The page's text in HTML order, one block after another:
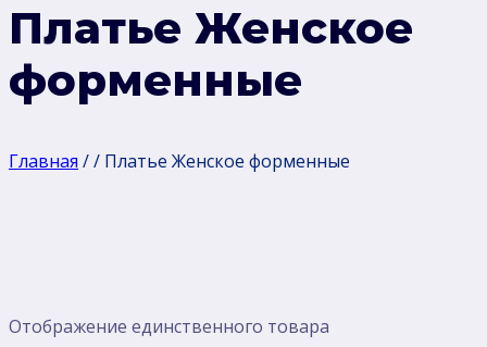
Платье Женское
форменные
Главная // Платье Женское форменные
Отображение единственного товара